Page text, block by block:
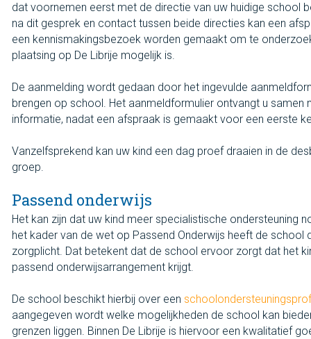
dat voornemen eerst met de directie van uw huidige school
na dit gesprek en contact tussen beide directies kan een
een kennismakingsbezoek worden gemaakt om te
plaatsing op De Librije mogelijk is.
De aanmelding wordt gedaan door het ingevulde
brengen op school. Het aanmeldformulier ontvangt u samen
informatie, nadat een afspraak is gemaakt voor een eerste
Vanzelfsprekend kan uw kind een dag proef draaien in de
groep.
Passend onderwijs
Het kan zijn dat uw kind meer specialistische ondersteuning
het kader van de wet op Passend Onderwijs heeft de school
zorgplicht. Dat betekent dat de school ervoor zorgt dat het
passend onderwijsarrangement krijgt.
De school beschikt hierbij over een
aangegeven wordt welke mogelijkheden de school kan
grenzen liggen. Binnen De Librije is hiervoor een kwalitatief